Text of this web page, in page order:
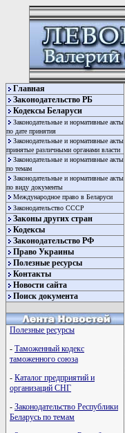
Главная
Законодательство РБ
Кодексы Беларуси
Законодательные и нормативные акты
по дате принятия
Законодательные и нормативные акты
принятые различными органами власти
Законодательные и нормативные акты
по темам
Законодательные и нормативные акты
по виду документы
Международное право в Беларуси
Законодательство СССР
Законы других стран
Кодексы
Законодательство РФ
Право Украины
Полезные ресурсы
Контакты
Новости сайта
Поиск документа
Полезные ресурсы
- Таможенный кодекс
таможенного союза
- Каталог предприятий и
организаций СНГ
- Законодательство Республики
Беларусь по темам